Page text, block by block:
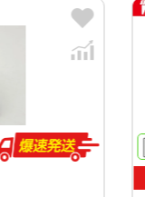
6.1イン
ブラッ